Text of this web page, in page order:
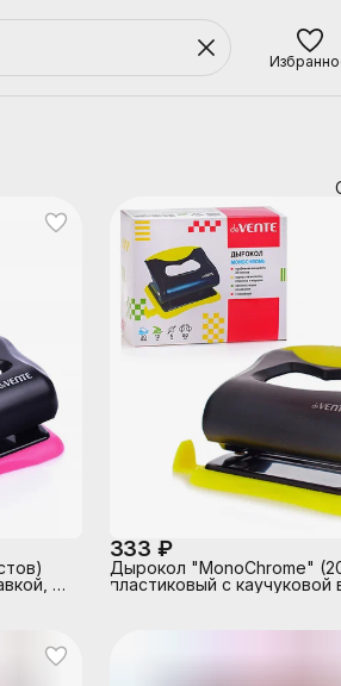
с
333 ₽
Дырокол "MonoChrome"
пластиковый с каучуковой